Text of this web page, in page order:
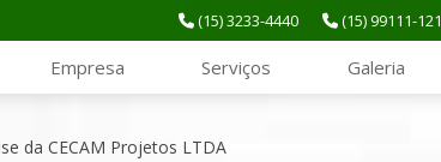
(15) 3233-4440 (15) 99111-
Empresa Serviços Galeria
da CECAM Projetos LTDA